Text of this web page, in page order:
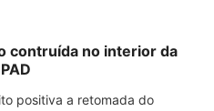
contruída no interior da
positiva a retomada do